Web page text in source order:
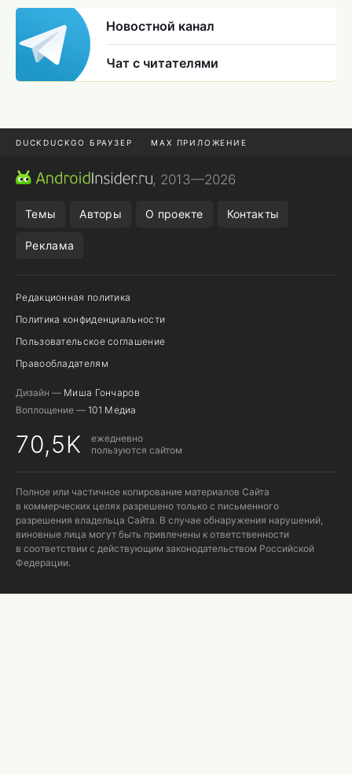
Новостной канал
Чат с читателями
DUCKDUCKGO БРАУЗЕР MAX ПРИЛОЖЕНИЕ
ПРИЛОЖЕНИЯ ANDROID
, 2013—2026
Темы Авторы О проекте Контакты
Реклама
Редакционная политика
Политика конфиденциальности
Пользовательское соглашение
Правообладателям
Дизайн — Миша Гончаров
Воплощение — 101 Медиа
70,5K
ежедневно
пользуются сайтом
Полное или частичное копирование материалов Сайта
в коммерческих целях разрешено только с письменного
разрешения владельца Сайта. В случае обнаружения нарушений,
виновные лица могут быть привлечены к ответственности
в соответствии с действующим законодательством Российской
Федерации.